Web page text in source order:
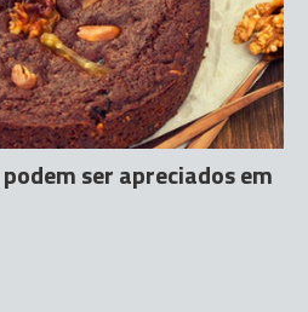
ser apreciados em